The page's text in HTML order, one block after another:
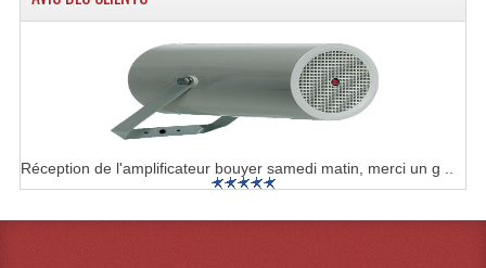
Projecteurs À Leds D'extérieurs
Projecteurs Barres De Leds
Projecteurs Déco À Leds
Réception de l'amplificateur bouyer samedi matin, merci un g ..